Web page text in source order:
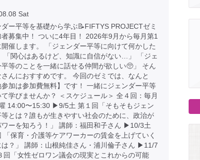
Sat
ダー平等を基礎から学ぶ📝FIFTYS PROJECTゼミ
募集中！ ついに4年目！ 2026年9月から毎月第1
開催します。 「ジェンダー平等に向けて何かした
「関心はあるけど、知識に自信がない…」 「ジェ
平等のことを一緒に話せる仲間が欲しい🥺」 そん
さんにおすすめです。 今回のゼミでは、なんと
参加は参加費無料】です！ 一緒にジェンダー平等
て学びませんか？ ＜スケジュール＞ 全４回：毎月
14:00〜15:30 ▶︎9/5土 第１回「そもそもジェン
等とは？誰もが生きやすい社会のために、政治が
ワーを知ろう！」 講師：福田和子さん ▶︎10/3土
「保育・介護等ケアワーカーの賃金を上げていく
は？」 講師：山根純佳さん・浦川倫子さん ▶︎11/7
回「女性ゼロワン議会の現実とこれからの可能